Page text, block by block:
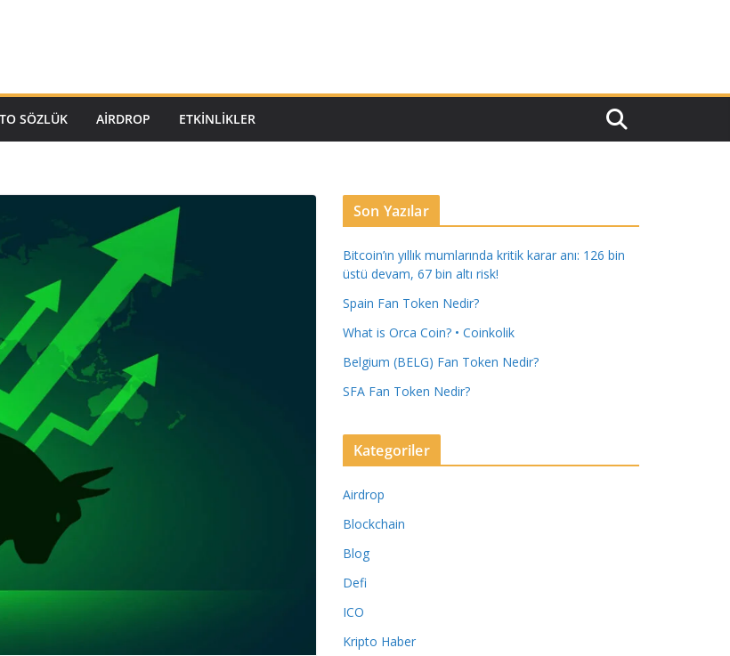
SÖZLÜK AIRDROP ETKINLIKLER
Son Yazılar
Bitcoin’ın yıllık mumlarında kritik karar anı: 126 bin
üstü devam, 67 bin altı risk!
Spain Fan Token Nedir?
What is Orca Coin? • Coinkolik
Belgium (BELG) Fan Token Nedir?
SFA Fan Token Nedir?
Kategoriler
Airdrop
Blockchain
Blog
Defi
ICO
Kripto Haber